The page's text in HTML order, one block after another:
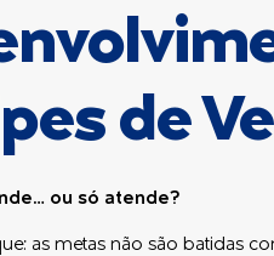
de
ou só atende?
as metas não são batidas